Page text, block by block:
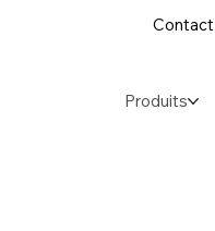
Contact
Produits